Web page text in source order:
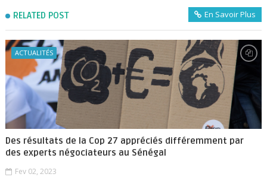
RELATED POST En Savoir Plus
ACTUALITÉS
Des résultats de la Cop 27 appréciés différemment par
des experts négociateurs au Sénégal
Fev 02, 2023